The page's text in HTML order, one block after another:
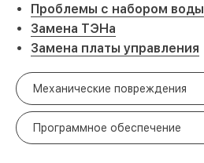
Проблемы с набором воды
Замена ТЭНа
Замена платы управления
Механические повреждения
Программное обеспечение